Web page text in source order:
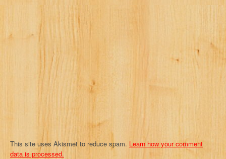
t
This site uses Akismet to reduce spam. Learn how your comment
data is processed.